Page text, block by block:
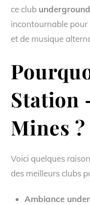
ce club underground
incontournable pour
et de musique
Station
Mines ?
Voici quelques
des meilleurs clubs
Ambiance